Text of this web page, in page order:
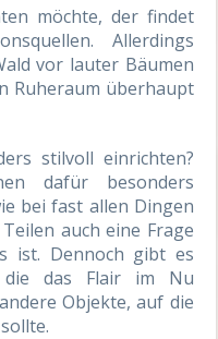
möchte, der findet
Allerdings
vor lauter Bäumen
Ruheraum überhaupt
stilvoll einrichten?
dafür besonders
bei fast allen Dingen
auch eine Frage
ist. Dennoch gibt es
die das Flair im Nu
Objekte, auf die